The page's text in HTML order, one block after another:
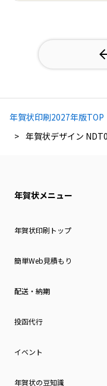
年賀状印刷2027年版TOP
年賀状デザイン
年賀状メニュー
年賀状印刷トップ
簡単Web見積もり
配送・納期
投函代行
イベント
年賀状の豆知識